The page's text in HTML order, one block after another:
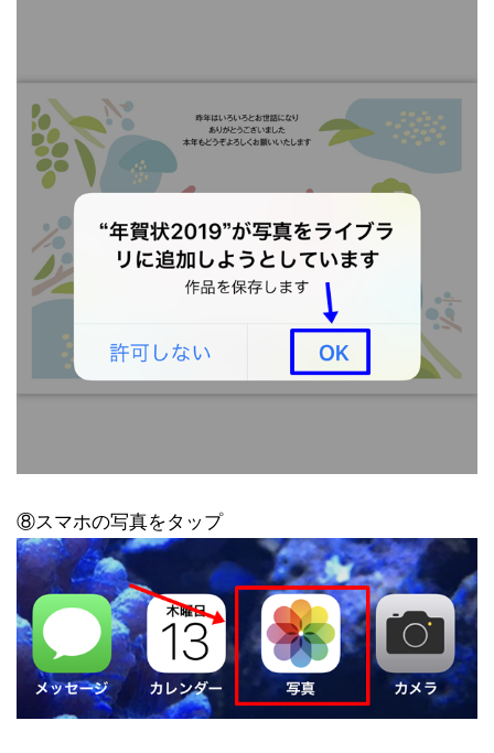
⑧スマホの写真をタップ